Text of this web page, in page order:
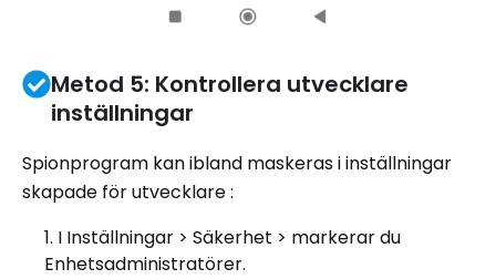
Metod 5: Kontrollera utvecklare
inställningar
Spionprogram kan ibland maskeras i inställningar
skapade för utvecklare :
I Inställningar > Säkerhet > markerar du
Enhetsadministratörer.